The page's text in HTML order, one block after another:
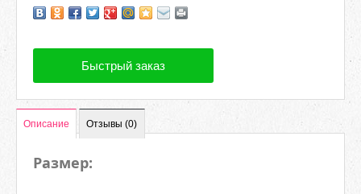
Быстрый заказ
Описание Отзывы (0)
Размер: